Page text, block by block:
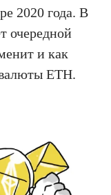
2020 года. В
очередной
и как
ETH.